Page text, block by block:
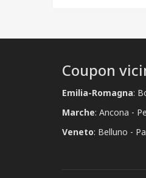
Coupon
Emilia-Romagna:
Marche: Ancona
Veneto: Belluno